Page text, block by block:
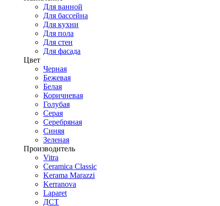
Для ванной
Для бассейна
Для кухни
Для пола
Для стен
Для фасада
Цвет
Черная
Бежевая
Белая
Коричневая
Голубая
Серая
Серебряная
Синяя
Зеленая
Производитель
Vitra
Ceramica Classic
Kerama Marazzi
Kerranova
Laparet
ДСТ